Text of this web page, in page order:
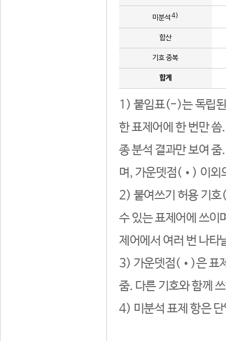
미분석 4)
합산
기호 중복
합계
1) 붙임표(-)는 독립된
한 표제어에 한 번만
종 분석 결과만 보여
며, 가운뎃점(•) 이외
2) 붙여쓰기 허용 기호
수 있는 표제어에 쓰이
제어에서 여러 번 나타
3) 가운뎃점(•)은 표
줌. 다른 기호와 함께
4) 미분석 표제 항은